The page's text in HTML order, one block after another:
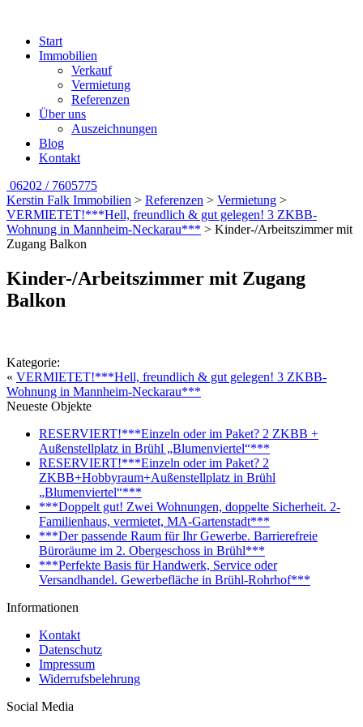
Start
Immobilien
Verkauf
Vermietung
Referenzen
Über uns
Auszeichnungen
Blog
Kontakt
06202 / 7605775
Kerstin Falk Immobilien > Referenzen > Vermietung >
VERMIETET!***Hell, freundlich & gut gelegen! 3 ZKBB-
Wohnung in Mannheim-Neckarau*** > Kinder-/Arbeitszimmer mit
Zugang Balkon
Kinder-/Arbeitszimmer mit Zugang
Balkon
Kategorie:
« VERMIETET!***Hell, freundlich & gut gelegen! 3 ZKBB-
Wohnung in Mannheim-Neckarau***
Neueste Objekte
RESERVIERT!***Einzeln oder im Paket? 2 ZKBB +
Außenstellplatz in Brühl „Blumenviertel“***
RESERVIERT!***Einzeln oder im Paket? 2
ZKBB+Hobbyraum+Außenstellplatz in Brühl
„Blumenviertel“***
***Doppelt gut! Zwei Wohnungen, doppelte Sicherheit. 2-
Familienhaus, vermietet, MA-Gartenstadt***
***Der passende Raum für Ihr Gewerbe. Barrierefreie
Büroräume im 2. Obergeschoss in Brühl***
***Perfekte Basis für Handwerk, Service oder
Versandhandel. Gewerbefläche in Brühl-Rohrhof***
Informationen
Kontakt
Datenschutz
Impressum
Widerrufsbelehrung
Social Media